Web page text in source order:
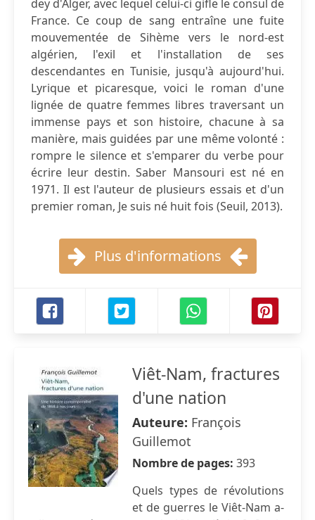
dey d'Alger, avec lequel celui-ci gifle le consul de
France. Ce coup de sang entraîne une fuite
mouvementée de Sihème vers le nord-est
algérien, l'exil et l'installation de ses
descendantes en Tunisie, jusqu'à aujourd'hui.
Lyrique et picaresque, voici le roman d'une
lignée de quatre femmes libres traversant un
immense pays et son histoire, chacune à sa
manière, mais guidées par une même volonté :
rompre le silence et s'emparer du verbe pour
écrire leur destin. Saber Mansouri est né en
1971. Il est l'auteur de plusieurs essais et d'un
premier roman, Je suis né huit fois (Seuil, 2013).
Plus d'informations
Viêt-Nam, fractures
d'une nation
Auteure: François
Guillemot
Nombre de pages: 393
Quels types de révolutions
et de guerres le Viêt-Nam a-